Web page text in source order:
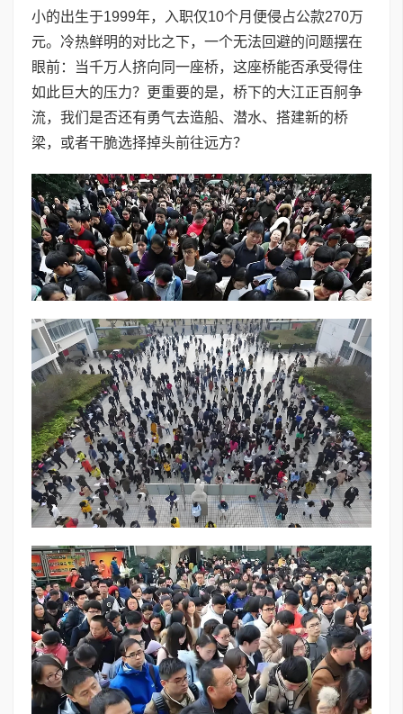
小的出生于1999年，入职仅10个月便侵占公款270万
元。冷热鲜明的对比之下，一个无法回避的问题摆在
眼前：当千万人挤向同一座桥，这座桥能否承受得住
如此巨大的压力？更重要的是，桥下的大江正百舸争
流，我们是否还有勇气去造船、潜水、搭建新的桥
梁，或者干脆选择掉头前往远方？